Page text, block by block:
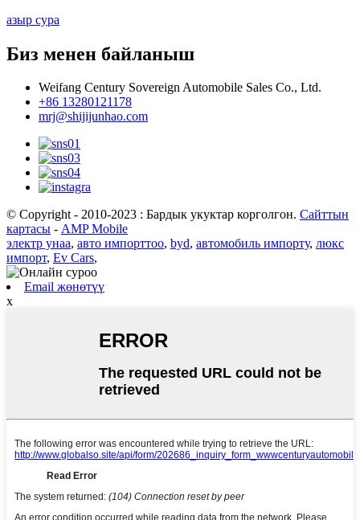
азыр сура
Биз менен байланыш
Weifang Century Sovereign Automobile Sales Co., Ltd.
+86 13280121178
mrj@shijijunhao.com
© Copyright - 2010-2023 : Бардык укуктар корголгон. Сайттын
картасы - AMP Mobile
электр унаа, авто импорттоо, byd, автомобиль импорту, люкс
импорт, Ev Cars,
Email жөнөтүү
x